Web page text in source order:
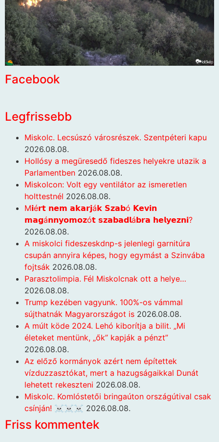
Facebook
Legfrissebb
Miskolc. Lecsúszó városrészek. Szentpéteri kapu
2026.08.08.
Hollósy a megüresedő fideszes helyekre utazik a
Parlamentben 2026.08.08.
Miskolcon: Volt egy ventilátor az ismeretlen
holttestnél 2026.08.08.
M𝗶é𝗿𝘁 𝗻𝗲𝗺 𝗮𝗸𝗮𝗿𝗷á𝗸 𝗦𝘇𝗮𝗯ó 𝗞𝗲𝘃𝗶𝗻
𝗺𝗮𝗴á𝗻𝗻𝘆𝗼𝗺𝗼𝘇ó𝘁 𝘀𝘇𝗮𝗯𝗮𝗱𝗹á𝗯𝗿𝗮 𝗵𝗲𝗹𝘆𝗲𝘇𝗻𝗶?
2026.08.08.
A miskolci fideszeskdnp-s jelenlegi garnitúra
csupán annyira képes, hogy egymást a Szinvába
fojtsák 2026.08.08.
Parasztolimpia. Fél Miskolcnak ott a helye…
2026.08.08.
Trump kezében vagyunk. 100%-os vámmal
sújthatnák Magyarországot is 2026.08.08.
A múlt köde 2024. Lehó kiborítja a bilit. „Mi
életeket mentünk, „ők” kapják a pénzt”
2026.08.08.
Az előző kormányok azért nem építettek
vízduzzasztókat, mert a hazugságaikkal Dunát
lehetett rekeszteni 2026.08.08.
Miskolc. Komlóstetői bringaúton országútival csak
csínján! ☠️☠️☠️ 2026.08.08.
Friss kommentek